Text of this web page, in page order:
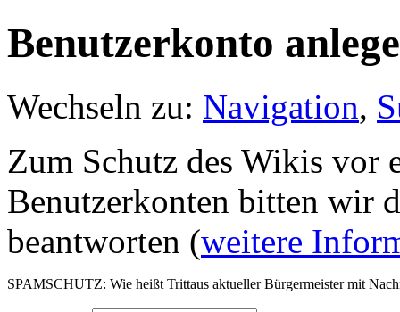
Benutzerkonto
Wechseln zu: Navigation,
Zum Schutz des Wikis vor
Benutzerkonten bitten wir
beantworten (weitere
SPAMSCHUTZ: Wie heißt Trittaus aktueller Bürgermeister mit